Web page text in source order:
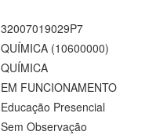
32007019029P7
QUÍMICA (10600000)
QUÍMICA
EM FUNCIONAMENTO
Educação Presencial
Sem Observação